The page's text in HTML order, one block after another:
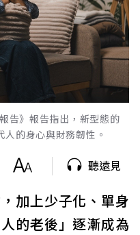
告》報告指出，新型態的
人的身心與財務韌性。
聽遠見
加上少子化、單身
的老後」逐漸成為